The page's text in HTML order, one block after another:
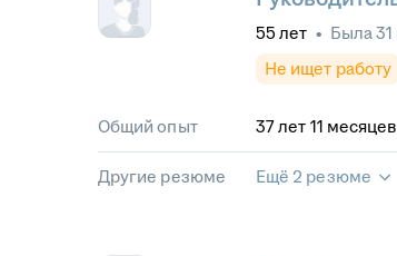
55 лет • Была
Не ищет работу
Общий опыт 37лет 11 месяцев
Другие резюме Ещё 2 резюме